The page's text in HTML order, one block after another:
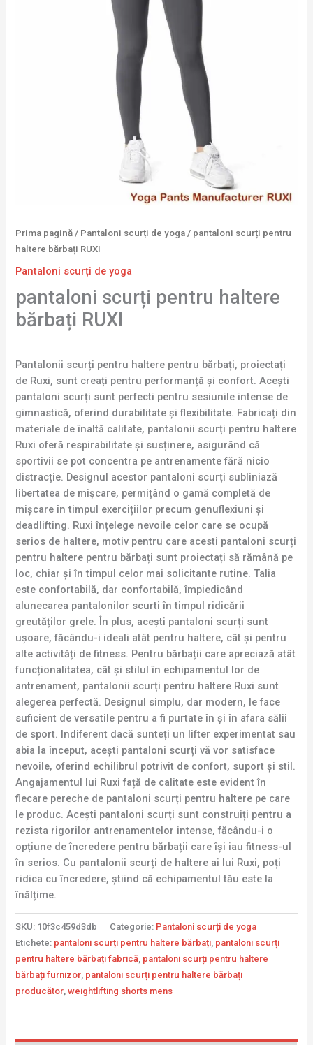
Prima pagină / Pantaloni scurți de yoga / pantaloni scurți pentru
haltere bărbați RUXI
Pantaloni scurți de yoga
pantaloni scurți pentru haltere
bărbați RUXI
Pantalonii scurți pentru haltere pentru bărbați, proiectați
de Ruxi, sunt creați pentru performanță și confort. Acești
pantaloni scurți sunt perfecti pentru sesiunile intense de
gimnastică, oferind durabilitate și flexibilitate. Fabricați din
materiale de înaltă calitate, pantalonii scurți pentru haltere
Ruxi oferă respirabilitate și susținere, asigurând că
sportivii se pot concentra pe antrenamente fără nicio
distracție. Designul acestor pantaloni scurți subliniază
libertatea de mișcare, permițând o gamă completă de
mișcare în timpul exercițiilor precum genuflexiuni și
deadlifting. Ruxi înțelege nevoile celor care se ocupă
serios de haltere, motiv pentru care acesti pantaloni scurți
pentru haltere pentru bărbați sunt proiectați să rămână pe
loc, chiar și în timpul celor mai solicitante rutine. Talia
este confortabilă, dar confortabilă, împiedicând
alunecarea pantalonilor scurti în timpul ridicării
greutăților grele. În plus, acești pantaloni scurți sunt
ușoare, făcându-i ideali atât pentru haltere, cât și pentru
alte activități de fitness. Pentru bărbații care apreciază atât
funcționalitatea, cât și stilul în echipamentul lor de
antrenament, pantalonii scurți pentru haltere Ruxi sunt
alegerea perfectă. Designul simplu, dar modern, le face
suficient de versatile pentru a fi purtate în și în afara sălii
de sport. Indiferent dacă sunteți un lifter experimentat sau
abia la început, acești pantaloni scurți vă vor satisface
nevoile, oferind echilibrul potrivit de confort, suport și stil.
Angajamentul lui Ruxi față de calitate este evident în
fiecare pereche de pantaloni scurți pentru haltere pe care
le produc. Acești pantaloni scurți sunt construiți pentru a
rezista rigorilor antrenamentelor intense, făcându-i o
opțiune de încredere pentru bărbații care își iau fitness-ul
în serios. Cu pantalonii scurți de haltere ai lui Ruxi, poți
ridica cu încredere, știind că echipamentul tău este la
înălțime.
SKU: 10f3c459d3db Categorie: Pantaloni scurți de yoga
Etichete: pantaloni scurți pentru haltere bărbați pantaloni scurți
pentru haltere bărbați fabrică pantaloni scurți pentru haltere
bărbați furnizor pantaloni scurți pentru haltere bărbați
producător ,weightlifting shorts mens